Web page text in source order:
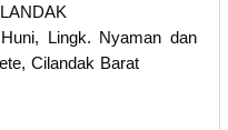
Lingk. Nyaman dan
Cilandak Barat